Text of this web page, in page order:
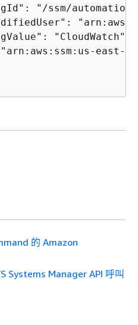
"/ssm/
"CloudWatch",
east-
的 Amazon
Systems Manager API 呼叫